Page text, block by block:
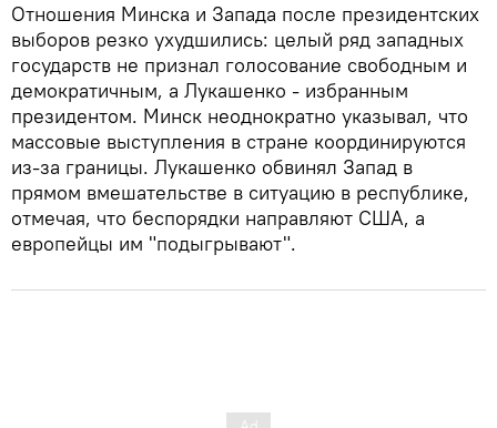
Отношения Минска и Запада после президентских
выборов резко ухудшились: целый ряд западных
государств не признал голосование свободным и
демократичным, а Лукашенко - избранным
президентом. Минск неоднократно указывал, что
массовые выступления в стране координируются
из-за границы. Лукашенко обвинял Запад в
прямом вмешательстве в ситуацию в республике,
отмечая, что беспорядки направляют США, а
европейцы им "подыгрывают".